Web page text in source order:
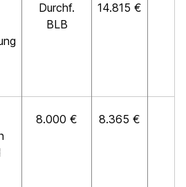
Durchf.
BLB
14.815 €
8.000 € 8.365 €